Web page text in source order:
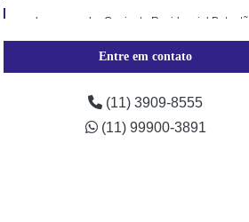
guardanapo sache Conjunto Residencial Butantã
Entre em contato
(11) 3909-8555
(11) 99900-3891